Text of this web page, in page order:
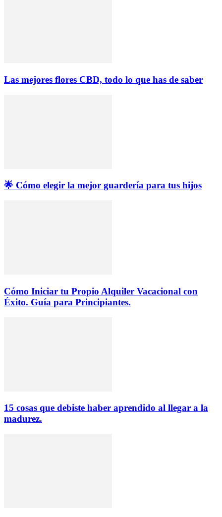
Las mejores flores CBD, todo lo que has de saber
🌟 Cómo elegir la mejor guardería para tus hijos
Cómo Iniciar tu Propio Alquiler Vacacional con
Éxito. Guía para Principiantes.
15 cosas que debiste haber aprendido al llegar a la
madurez.